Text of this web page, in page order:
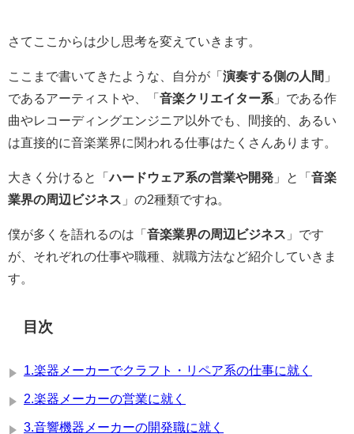
さてここからは少し思考を変えていきます。
ここまで書いてきたような、自分が「 演奏する側の人間 」
であるアーティストや、「 音楽クリエイター系 」である作
曲やレコーディングエンジニア以外でも、間接的、あるい
は直接的に音楽業界に関われる仕事はたくさんあります。
大きく分けると「 ハードウェア系の営業や開発 」と「 音楽
業界の周辺ビジネス 」の2種類ですね。
僕が多くを語れるのは「 音楽業界の周辺ビジネス 」です
が、それぞれの仕事や職種、就職方法など紹介していきま
す。
目次
1.楽器メーカーでクラフト・リペア系の仕事に就く
2.楽器メーカーの営業に就く
3.音響機器メーカーの開発職に就く